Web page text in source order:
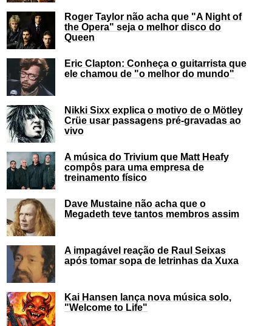
Roger Taylor não acha que "A Night of
the Opera" seja o melhor disco do
Queen
Eric Clapton: Conheça o guitarrista que
ele chamou de "o melhor do mundo"
Nikki Sixx explica o motivo de o Mötley
Crüe usar passagens pré-gravadas ao
vivo
A música do Trivium que Matt Heafy
compôs para uma empresa de
treinamento físico
Dave Mustaine não acha que o
Megadeth teve tantos membros assim
A impagável reação de Raul Seixas
após tomar sopa de letrinhas da Xuxa
Kai Hansen lança nova música solo,
"Welcome to Life"